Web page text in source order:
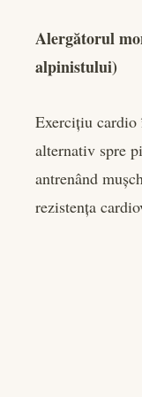
Alergătorul
alpinistului)
Exercițiu cardio
alternativ spre
antrenând
rezistența